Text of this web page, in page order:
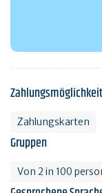
Zahlungskarten
Gruppen
Von 2 in 100